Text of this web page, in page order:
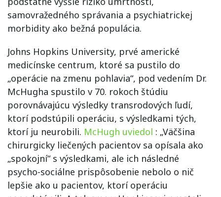
samovražedného správania a psychiatrickej
morbidity ako bežná populácia.
Johns Hopkins University, prvé americké
medicínske centrum, ktoré sa pustilo do
„operácie na zmenu pohlavia“, pod vedením Dr.
McHugha spustilo v 70. rokoch štúdiu
porovnávajúcu výsledky transrodových ľudí,
ktorí podstúpili operáciu, s výsledkami tých,
ktorí ju neurobili. McHugh uviedol : „Väčšina
chirurgicky liečených pacientov sa opísala ako
„spokojní“ s výsledkami, ale ich následné
psycho-sociálne prispôsobenie nebolo o nič
lepšie ako u pacientov, ktorí operáciu